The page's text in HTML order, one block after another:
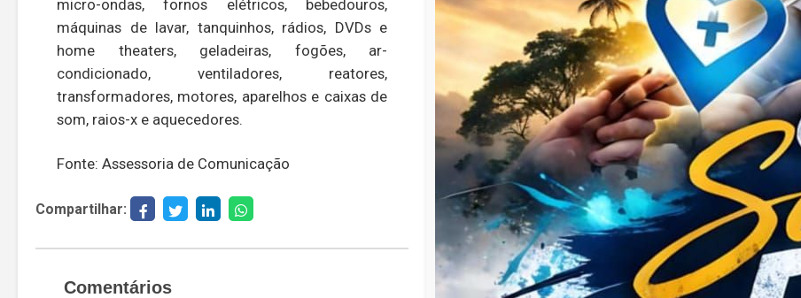
micro-ondas, fornos elétricos, bebedouros,
máquinas de lavar, tanquinhos, rádios, DVDs e
home theaters, geladeiras, fogões, ar-
condicionado, ventiladores, reatores,
transformadores, motores, aparelhos e caixas de
som, raios-x e aquecedores.
Fonte: Assessoria de Comunicação
Compartilhar:
Comentários